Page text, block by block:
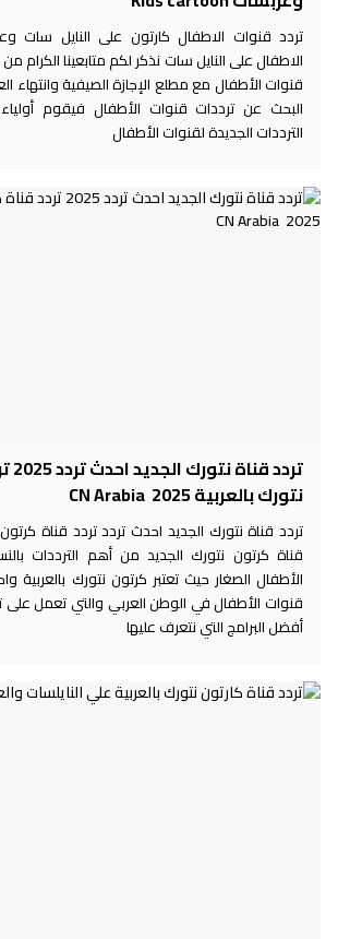
تردد قنوات الاطفال كارتون على النايل سات
الاطفال على النايل سات نذكر لكم متابعينا الكرام
قنوات الأطفال مع مطلع الإجازة الصيفية وانتهاء
البحث عن ترددات قنوات الأطفال فيقوم
الترددات الجديدة لقنوات الأطفال
نتورك بالعربية 2025 CN Arabia
تردد قناة نتورك الجديد احدث تردد تردد قناة كرتون
قناة كرتون نتورك الجديد من أهم الترددات
الأطفال الصغار حيث تعتبر كرتون نتورك بالعربية
قنوات الأطفال في الوطن العربي والتي تعمل
أفضل البرامج التي نتعرف عليها